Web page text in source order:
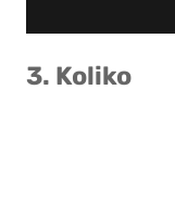
3. Koliko